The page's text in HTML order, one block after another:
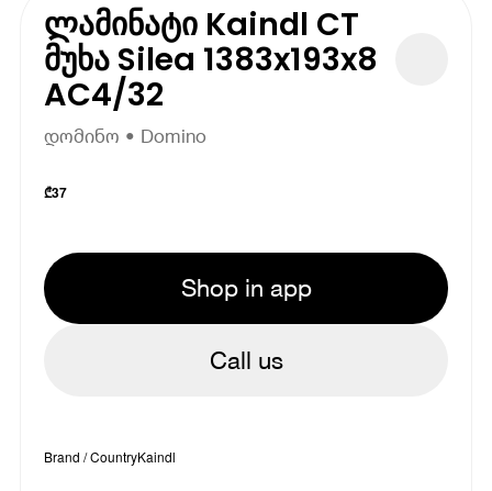
ლამინატი Kaindl CT
მუხა Silea 1383x193x8
AC4/32
დომინო • Domino
₾37
Shop in app
Call us
Brand / CountryKaindl